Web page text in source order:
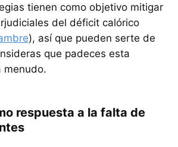
tienen como objetivo mitigar
del déficit calórico
), así que pueden serte de
que padeces esta
menudo.
respuesta a la falta de